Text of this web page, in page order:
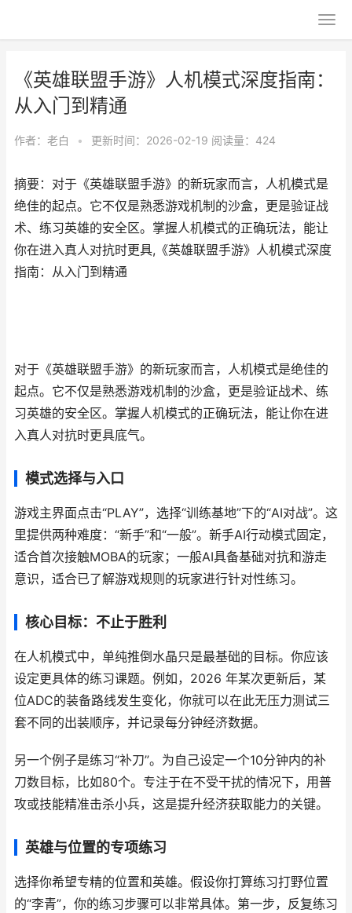
《英雄联盟手游》人机模式深度指南：
从入门到精通
作者： 老白 • 更新时间：2026-02-19 阅读量：424
摘要：对于《英雄联盟手游》的新玩家而言，人机模式是
绝佳的起点。它不仅是熟悉游戏机制的沙盒，更是验证战
术、练习英雄的安全区。掌握人机模式的正确玩法，能让
你在进入真人对抗时更具,《英雄联盟手游》人机模式深度
指南：从入门到精通
对于《英雄联盟手游》的新玩家而言，人机模式是绝佳的
起点。它不仅是熟悉游戏机制的沙盒，更是验证战术、练
习英雄的安全区。掌握人机模式的正确玩法，能让你在进
入真人对抗时更具底气。
模式选择与入口
游戏主界面点击“PLAY”，选择“训练基地”下的“AI对战”。这
里提供两种难度：“新手”和“一般”。新手AI行动模式固定，
适合首次接触MOBA的玩家；一般AI具备基础对抗和游走
意识，适合已了解游戏规则的玩家进行针对性练习。
核心目标：不止于胜利
在人机模式中，单纯推倒水晶只是最基础的目标。你应该
设定更具体的练习课题。例如，2026 年某次更新后，某
位ADC的装备路线发生变化，你就可以在此无压力测试三
套不同的出装顺序，并记录每分钟经济数据。
另一个例子是练习“补刀”。为自己设定一个10分钟内的补
刀数目标，比如80个。专注于在不受干扰的情况下，用普
攻或技能精准击杀小兵，这是提升经济获取能力的关键。
英雄与位置的专项练习
选择你希望专精的位置和英雄。假设你打算练习打野位置
的“李青”，你的练习步骤可以非常具体。第一步，反复练习